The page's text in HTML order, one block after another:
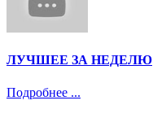
ЛУЧШЕЕ ЗА НЕДЕЛЮ
Подробнее ...